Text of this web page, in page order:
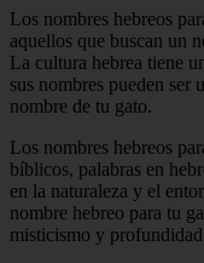
Los nombres hebreos
aquellos que buscan un
La cultura hebrea tiene
sus nombres pueden ser
nombre de tu gato.
Los nombres hebreos
bíblicos, palabras en
en la naturaleza y el
nombre hebreo para tu
misticismo y